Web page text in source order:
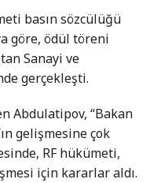
basın sözcülüğü
göre, ödül töreni
Sanayi ve
gerçekleşti.
Abdulatipov, “Bakan
gelişmesine çok
RF hükümeti,
için kararlar aldı.